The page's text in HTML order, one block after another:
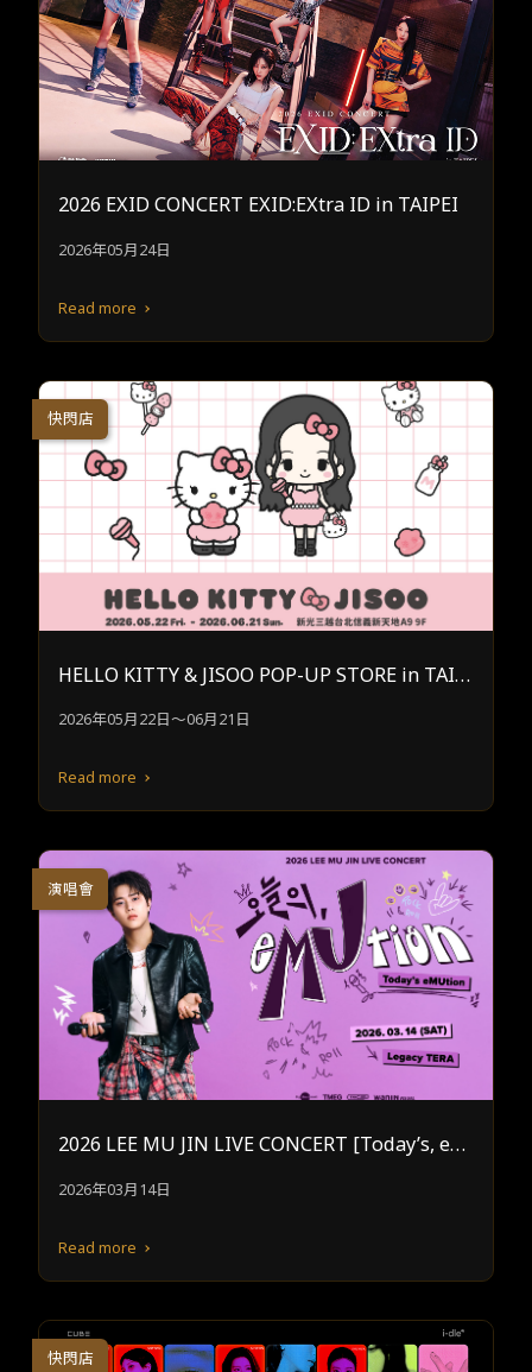
2026 EXID CONCERT EXID:EXtra ID in TAIPEI
2026年05月24日
Read more
HELLO KITTY & JISOO POP-UP STORE in TAIP
EI
2026年05月22日～06月21日
Read more
快閃店
2026 LEE MU JIN LIVE CONCERT [Today’s, eM
Ution] in TAIPEI
2026年03月14日
Read more
演唱會
快閃店